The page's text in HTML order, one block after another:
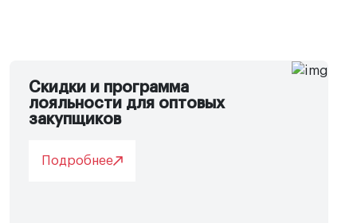
Скидки и программа
лояльности для оптовых
закупщиков
Подробнее